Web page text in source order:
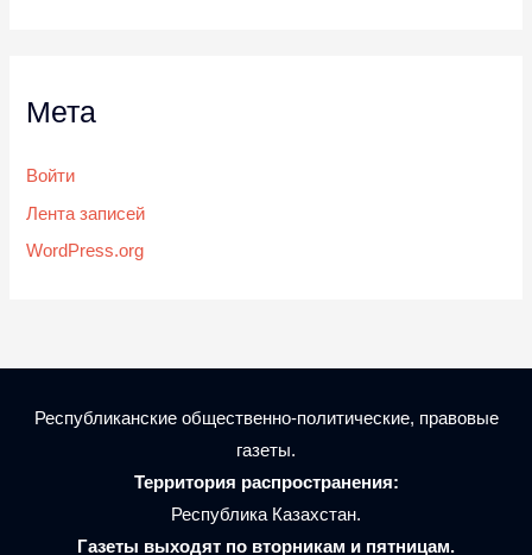
Мета
Войти
Лента записей
WordPress.org
Республиканские общественно-политические, правовые
газеты.
Территория распространения:
Республика Казахстан.
Газеты выходят по вторникам и пятницам.